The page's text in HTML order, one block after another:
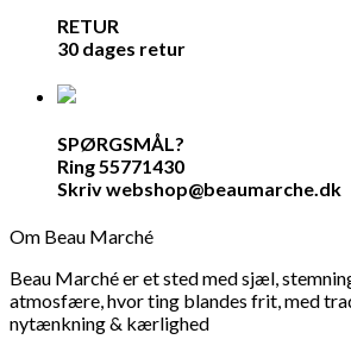
RETUR
30 dages retur
SPØRGSMÅL?
Ring 55771430
Skriv webshop@beaumarche.dk
Om Beau Marché
Beau Marché er et sted med sjæl,
atmosfære, hvor ting blandes frit, med
nytænkning & kærlighed